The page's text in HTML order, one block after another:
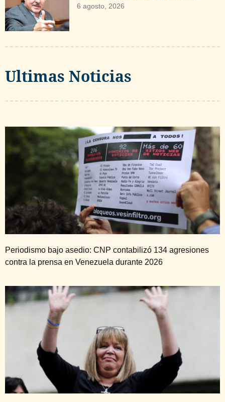
6 agosto, 2026
Ultimas Noticias
Periodismo bajo asedio: CNP contabilizó 134 agresiones
contra la prensa en Venezuela durante 2026